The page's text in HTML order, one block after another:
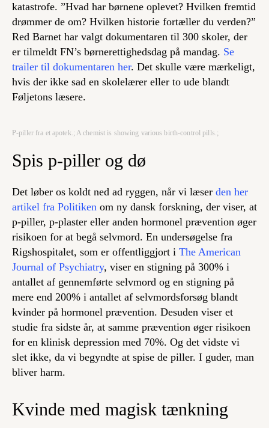
katastrofe. ”Hvad har børnene oplevet? Hvilken fremtid
drømmer de om? Hvilken historie fortæller du verden?”
Red Barnet har valgt dokumentaren til 300 skoler, der
er tilmeldt FN’s børnerettighedsdag på mandag. Se
trailer til dokumentaren her. Det skulle være mærkeligt,
hvis der ikke sad en skolelærer eller to ude blandt
Føljetons læsere.
P-piller fra et apotek.; A chemist is showing various birth-control pills.;
Spis p-piller og dø
Det løber os koldt ned ad ryggen, når vi læser den her
artikel fra Politiken om ny dansk forskning, der viser, at
p-piller, p-plaster eller anden hormonel prævention øger
risikoen for at begå selvmord. En undersøgelse fra
Rigshospitalet, som er offentliggjort i The American
Journal of Psychiatry, viser en stigning på 300% i
antallet af gennemførte selvmord og en stigning på
mere end 200% i antallet af selvmordsforsøg blandt
kvinder på hormonel prævention. Desuden viser et
studie fra sidste år, at samme prævention øger risikoen
for en klinisk depression med 70%. Og det vidste vi
slet ikke, da vi begyndte at spise de piller. I guder, man
bliver harm.
Kvinde med magisk tænkning